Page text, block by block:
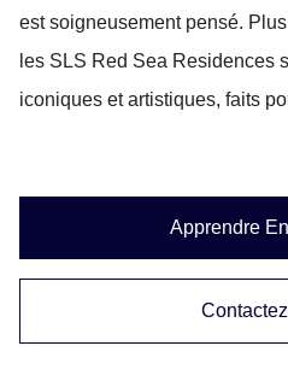
est soigneusement pensé.
les SLS Red Sea Residences
iconiques et artistiques, faits
Apprendre